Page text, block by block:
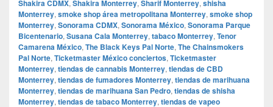
Shakira CDMX, Shakira Monterrey, Sharif Monterrey, shisha
Monterrey, smoke shop área metropolitana Monterrey, smoke shop
Monterrey, Sonorama CDMX, Sonorama México, Sonorama Parque
Bicentenario, Susana Cala Monterrey, tabaco Monterrey, Tenor
Camarena México, The Black Keys Pal Norte, The Chainsmokers
Pal Norte, Ticketmaster México conciertos, Ticketmaster
Monterrey, tiendas de cannabis Monterrey, tiendas de CBD
Monterrey, tiendas de fumadores Monterrey, tiendas de marihuana
Monterrey, tiendas de marihuana San Pedro, tiendas de shisha
Monterrey, tiendas de tabaco Monterrey, tiendas de vapeo